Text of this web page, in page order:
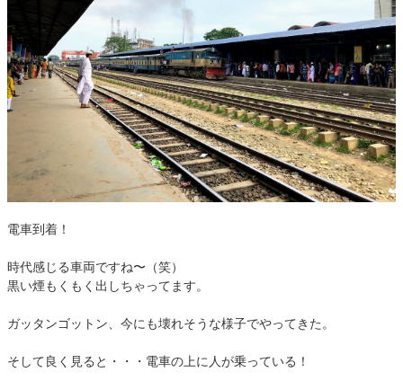
電車到着！
時代感じる車両ですね〜（笑）
黒い煙もくもく出しちゃってます。
ガッタンゴットン、今にも壊れそうな様子でやってきた。
そして良く見ると・・・電車の上に人が乗っている！